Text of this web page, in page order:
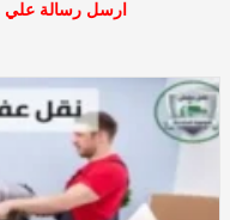
ارسل رسالة علي واتس اب